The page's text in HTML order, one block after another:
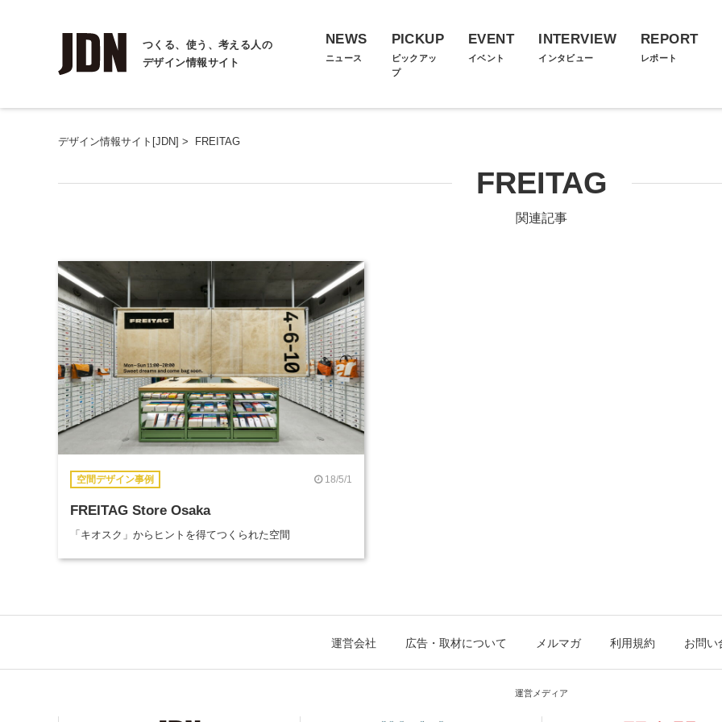
つくる、使う、考える人の
デザイン情報サイト
NEWS
ニュース
PICKUP
ピックアッ
プ
EVENT
イベント
INTERVIEW
インタビュー
REPORT
レポート
デザイン情報サイト[JDN] > FREITAG
FREITAG
関連記事
空間デザイン事例 18/5/1
FREITAG Store Osaka
「キオスク」からヒントを得てつくられた空間
運営会社 広告・取材について メルマガ 利用規約 お問い
運営メディア